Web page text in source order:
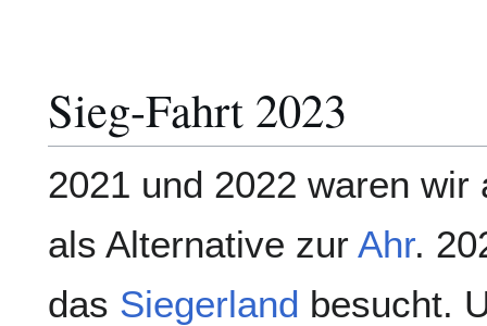
Sieg-Fahrt 2023
2021 und 2022 waren
als Alternative zur Ahr.
das Siegerland besucht.